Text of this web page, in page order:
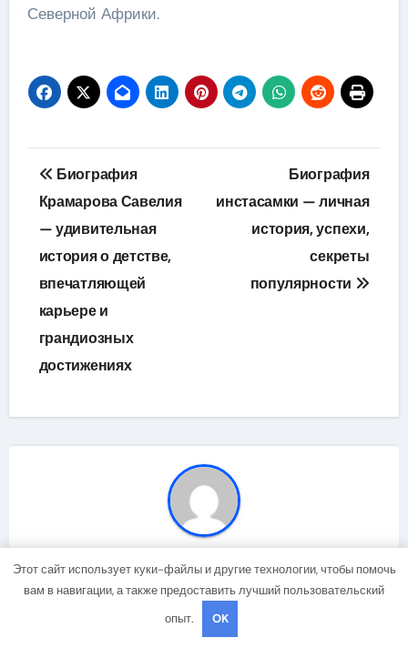
Северной Африки.
Навигация
по
записям
Биография
Крамарова Савелия
— удивительная
история о детстве,
впечатляющей
карьере и
грандиозных
достижениях
Биография
инстасамки — личная
история, успехи,
секреты
популярности
Авторstudiohallo_
Этот сайт использует куки-файлы и другие технологии, чтобы помочь
вам в навигации, а также предоставить лучший пользовательский
опыт.
OK